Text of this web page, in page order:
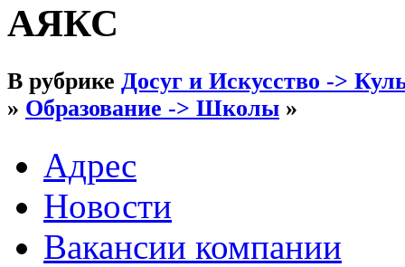
АЯКС
В рубрике Досуг и Искусство ->
» Образование -> Школы »
Адрес
Новости
Вакансии компании